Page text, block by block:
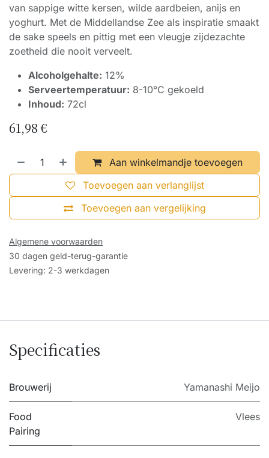
van sappige witte kersen, wilde aardbeien, anijs en
yoghurt. Met de Middellandse Zee als inspiratie smaakt
de sake speels en pittig met een vleugje zijdezachte
zoetheid die nooit verveelt.
Alcoholgehalte: 12%
Serveertemperatuur: 8-10°C gekoeld
Inhoud: 72cl
61,98€
Aan winkelmandje toevoegen
Toevoegen aan vergelijking
Toevoegen aan verlanglijst
Algemene voorwaarden
30 dagen geld-terug-garantie
Levering: 2-3 werkdagen
Specificaties
Brouwerij Yamanashi Meijo
Food
Pairing
Vlees